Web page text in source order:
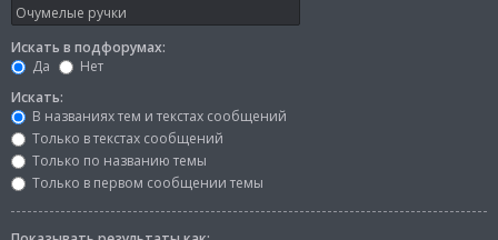
Искать в подфорумах:
Да
Нет
Искать:
В названиях тем и текстах сообщений
Только в текстах сообщений
Только по названию темы
Только в первом сообщении темы